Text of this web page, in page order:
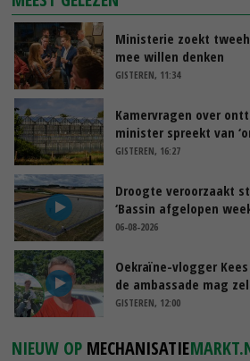
Ministerie zoekt
mee willen denken
GISTEREN, 11:34
Kamervragen over
minister spreekt van
GISTEREN, 16:27
Droogte veroorzaakt
‘Bassin afgelopen
06-08-2026
Oekraïne-vlogger
de ambassade mag
GISTEREN, 12:00
NIEUW OP MECHANISATIE